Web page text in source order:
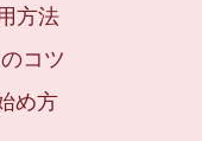
方法
コツ
め方